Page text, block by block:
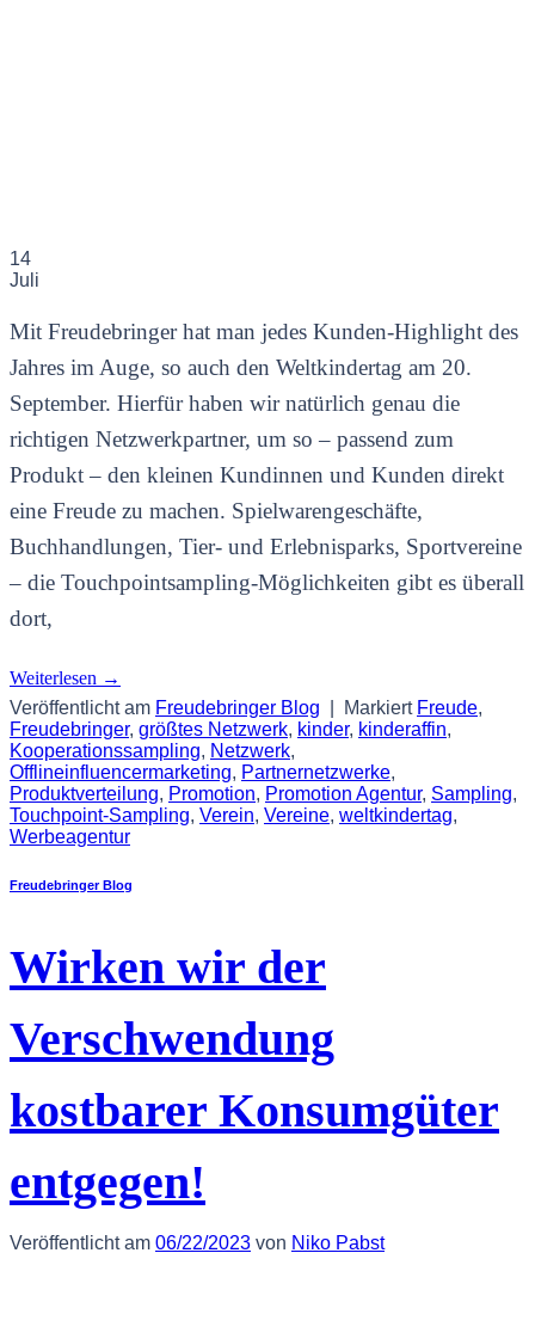
14
Juli
Mit Freudebringer hat man jedes Kunden-Highlight des
Jahres im Auge, so auch den Weltkindertag am 20.
September. Hierfür haben wir natürlich genau die
richtigen Netzwerkpartner, um so – passend zum
Produkt – den kleinen Kundinnen und Kunden direkt
eine Freude zu machen. Spielwarengeschäfte,
Buchhandlungen, Tier- und Erlebnisparks, Sportvereine
– die Touchpointsampling-Möglichkeiten gibt es überall
dort,
Weiterlesen →
Veröffentlicht am Freudebringer Blog Markiert Freude,
Freudebringer, größtes Netzwerk, kinder, kinderaffin,
Kooperationssampling, Netzwerk,
Offlineinfluencermarketing, Partnernetzwerke,
Produktverteilung, Promotion, Promotion Agentur, Sampling,
Touchpoint-Sampling, Verein, Vereine, weltkindertag,
Werbeagentur
Freudebringer Blog
Wirken wir der
Verschwendung
kostbarer Konsumgüter
entgegen!
Veröffentlicht am 06/22/2023 von Niko Pabst